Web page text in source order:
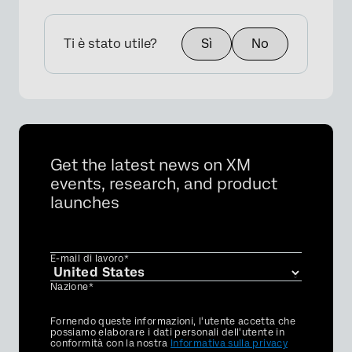
Ti è stato utile? Sì No
Get the latest news on XM
events, research, and product
launches
E-mail di lavoro*
Nazione*
Privacy
Optin
Fornendo queste informazioni, l'utente accetta che
possiamo elaborare i dati personali dell'utente in
conformità con la nostra Informativa sulla privacy